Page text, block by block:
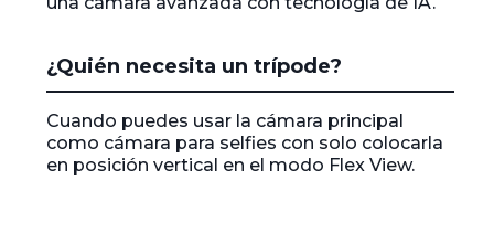
¿Quién necesita un trípode?
Cuando puedes usar la cámara principal
como cámara para selfies con solo colocarla
en posición vertical en el modo Flex View.